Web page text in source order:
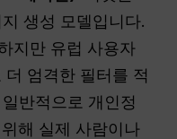
생성 모델입니다.
지만 유럽 사용자
엄격한 필터를 적
일반적으로 개인정
해 실제 사람이나